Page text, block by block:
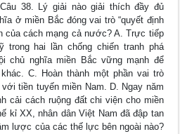
Câu 38. Lý giải nào giải thích đầy đủ
ở miền Bắc đóng vai trò “quyết định
của cách mạng cả nước? A. Trực tiếp
trong hai lần chống chiến tranh phá
chủ nghĩa miền Bắc vững mạnh để
C. Hoàn thành một phần vai trò
tiền tuyến miền Nam. D. Ngay năm
cải cách ruộng đất chi viện cho miền
kỉ XX, nhân dân Việt Nam đã đập tan
lược của các thế lực bên ngoài nào?